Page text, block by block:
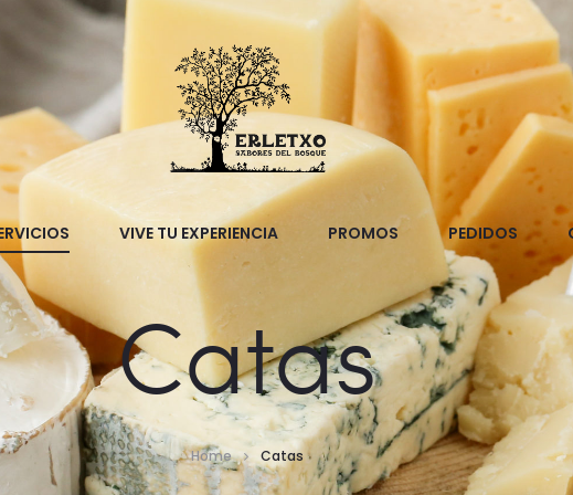
VIVE TU EXPERIENCIA PROMOS PEDIDOS
Catas
Home Catas